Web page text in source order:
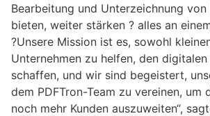
Bearbeitung und Unterzeichnung
bieten, weiter stärken ? alles an
?Unsere Mission ist es, sowohl
Unternehmen zu helfen, den
schaffen, und wir sind begeistert,
dem PDFTron-Team zu vereinen, um
noch mehr Kunden auszuweiten“,